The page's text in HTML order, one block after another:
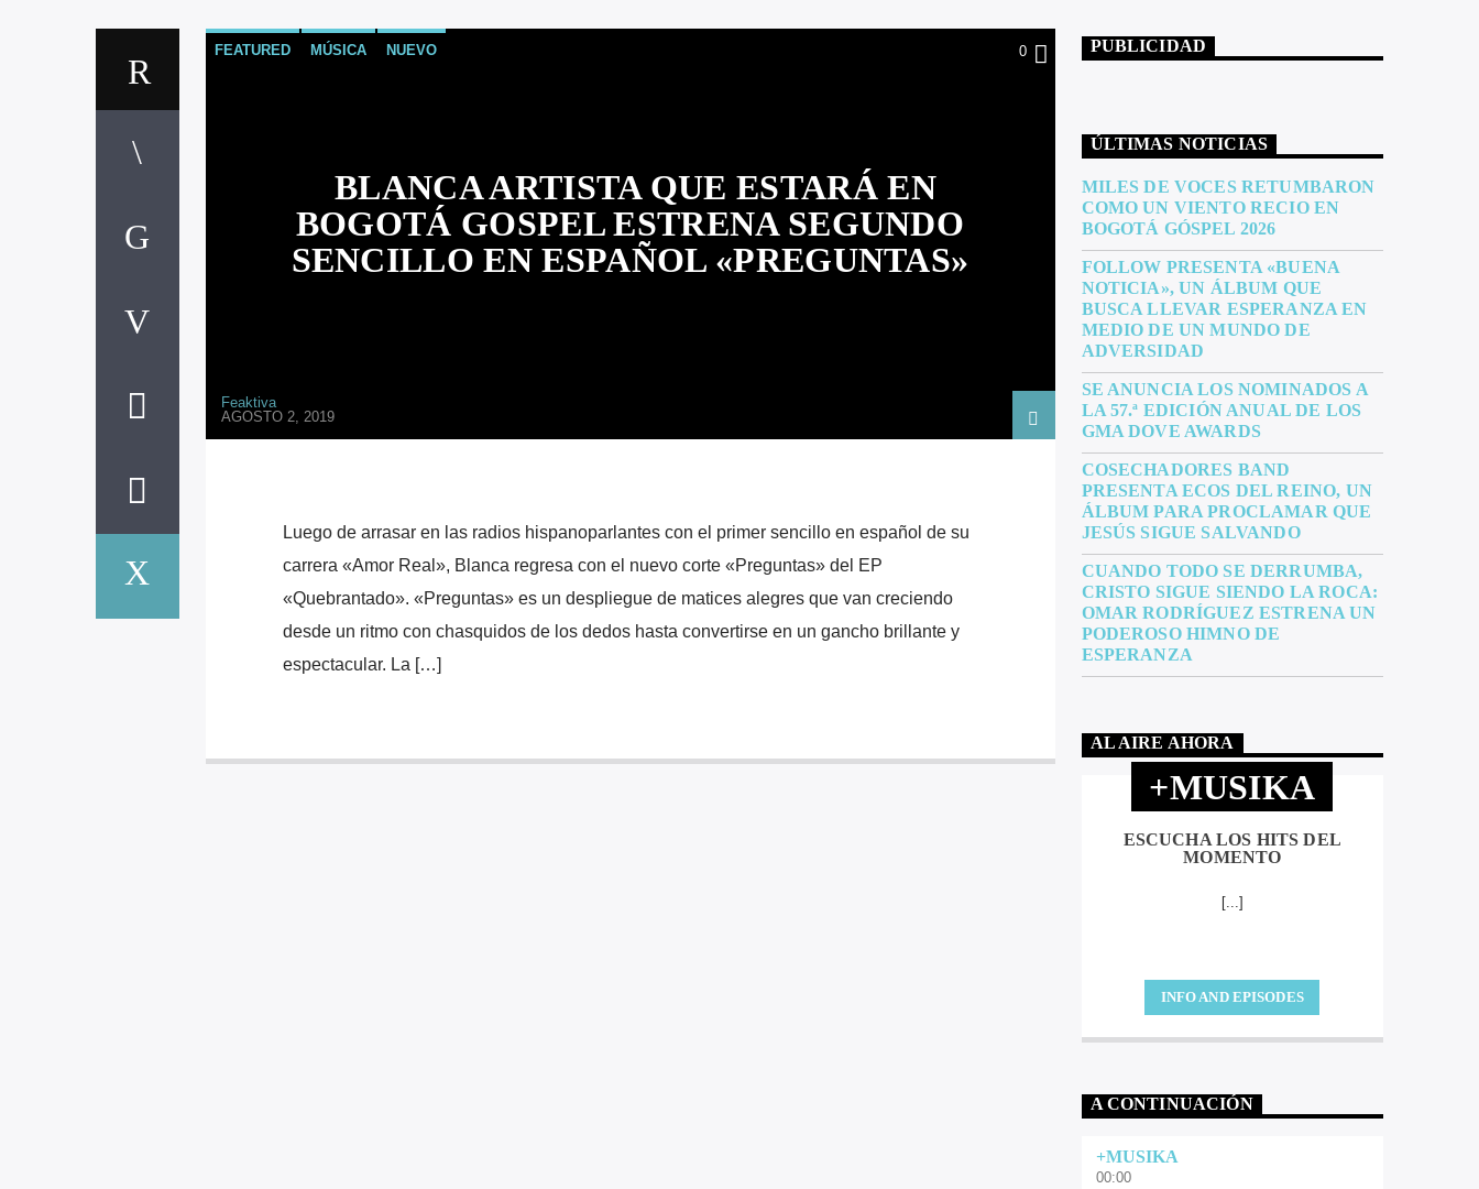
FEATURED MÚSICA NUEVO 0
BLANCA ARTISTA QUE ESTARÁ EN
BOGOTÁ GOSPEL ESTRENA SEGUNDO
SENCILLO EN ESPAÑOL «PREGUNTAS»
Feaktiva
AGOSTO 2, 2019
Luego de arrasar en las radios hispanoparlantes con el primer sencillo en español de su
carrera «Amor Real», Blanca regresa con el nuevo corte «Preguntas» del EP
«Quebrantado». «Preguntas» es un despliegue de matices alegres que van creciendo
desde un ritmo con chasquidos de los dedos hasta convertirse en un gancho brillante y
espectacular. La […]
PUBLICIDAD
ÚLTIMAS NOTICIAS
MILES DE VOCES RETUMBARON
COMO UN VIENTO RECIO EN
BOGOTÁ GÓSPEL 2026
FOLLOW PRESENTA «BUENA
NOTICIA», UN ÁLBUM QUE
BUSCA LLEVAR ESPERANZA EN
MEDIO DE UN MUNDO DE
ADVERSIDAD
SE ANUNCIA LOS NOMINADOS A
LA 57.ª EDICIÓN ANUAL DE LOS
GMA DOVE AWARDS
COSECHADORES BAND
PRESENTA ECOS DEL REINO, UN
ÁLBUM PARA PROCLAMAR QUE
JESÚS SIGUE SALVANDO
CUANDO TODO SE DERRUMBA,
CRISTO SIGUE SIENDO LA ROCA:
OMAR RODRÍGUEZ ESTRENA UN
PODEROSO HIMNO DE
ESPERANZA
AL AIRE AHORA
+MUSIKA
ESCUCHA LOS HITS DEL
MOMENTO
[...]
INFO AND EPISODES
A CONTINUACIÓN
+MUSIKA
00:00